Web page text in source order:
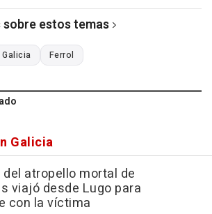
estos temas
Ferrol
Galicia
del atropello mortal de
viajó desde Lugo para
con la víctima